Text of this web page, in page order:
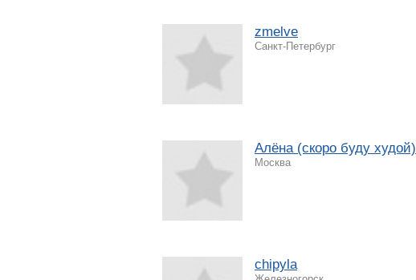
zmelve
Санкт-Петербург
Алёна (скоро буду худой)
Москва
chipyla